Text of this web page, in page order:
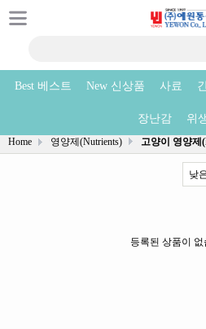
Best 베스트 New 신상품 사료
장난감 위
고양이 영양제(Nutritional
Home 영양제(Nutrients) 고양이 영양제
낮
등록된 상품이 없